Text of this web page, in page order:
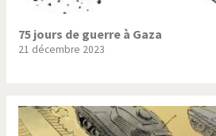
75 jours de guerre à Gaza
21 décembre 2023